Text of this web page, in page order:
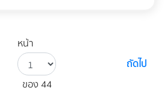
หน้า
ของ 44
ถัดไป